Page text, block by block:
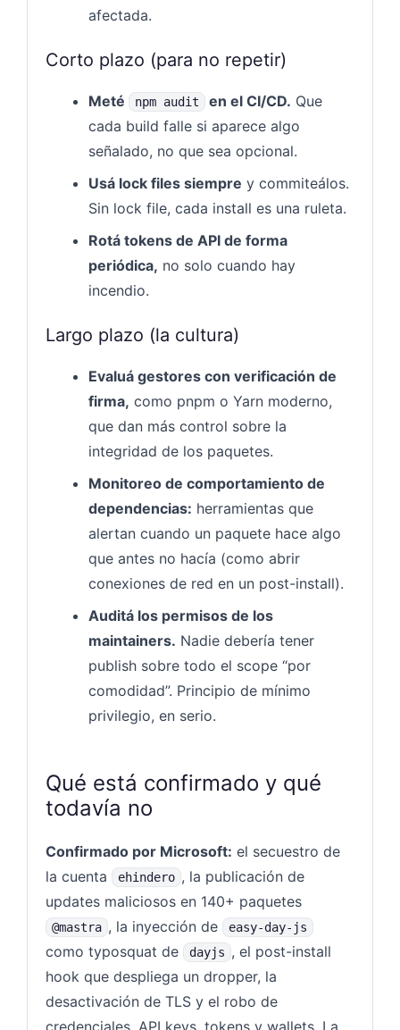
afectada.
Corto plazo (para no repetir)
Meté npm audit en el CI/CD. Que
cada build falle si aparece algo
señalado, no que sea opcional.
Usá lock files siempre y commiteálos.
Sin lock file, cada install es una ruleta.
Rotá tokens de API de forma
periódica, no solo cuando hay
incendio.
Largo plazo (la cultura)
Evaluá gestores con verificación de
firma, como pnpm o Yarn moderno,
que dan más control sobre la
integridad de los paquetes.
Monitoreo de comportamiento de
dependencias: herramientas que
alertan cuando un paquete hace algo
que antes no hacía (como abrir
conexiones de red en un post-install).
Auditá los permisos de los
maintainers. Nadie debería tener
publish sobre todo el scope “por
comodidad”. Principio de mínimo
privilegio, en serio.
Qué está confirmado y qué
todavía no
Confirmado por Microsoft: el secuestro de
la cuenta
ehindero , la publicación de
updates maliciosos en 140+ paquetes
@mastra , la inyección de easy-day-js
como typosquat de dayjs , el post-install
hook que despliega un dropper, la
desactivación de TLS y el robo de
credenciales, API keys, tokens y wallets. La